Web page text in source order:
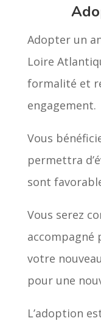
Adopter un
Loire
formalité et
engagement.
Vous
permettra
sont
Vous serez
accompagné
votre
pour une
L’adoption